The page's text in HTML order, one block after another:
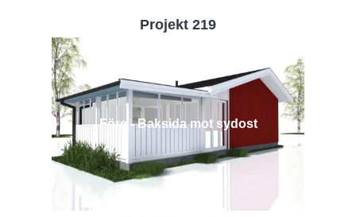
Projekt 219
Före - Baksida mot sydost